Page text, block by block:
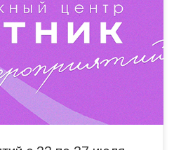
Беседа «Безопасное поведение на
направленности. Пер. Западный,
24.07.2025 12:00 Мастер-класс по
включает в себя: рисование
как необычных материалов,